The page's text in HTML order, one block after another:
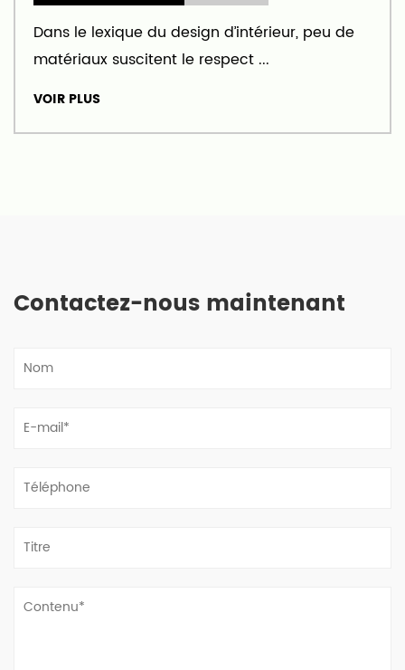
Dans le lexique du design d’intérieur, peu de
matériaux suscitent le respect ...
VOIR PLUS
Contactez-nous maintenant